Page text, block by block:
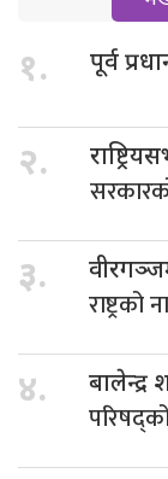
१. पूर्व
२.
३.
राष्ट्रको
४. बालेन्द्र